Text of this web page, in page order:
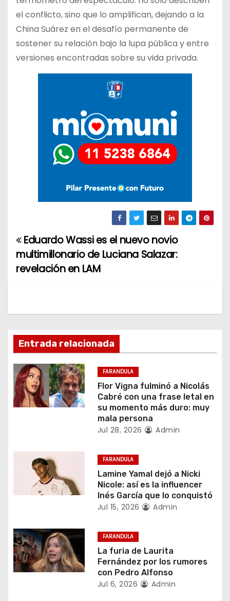
el conflicto, sino que lo amplifican, dejando a la
China Suárez en el desafío permanente de
sostener su relación bajo la lupa pública y entre
versiones encontradas sobre su vida privada.
N
a
e
g
a
c
i
n
t
r
Eduardo Wassi es el nuevo novio
multimillonario de Luciana Salazar:
revelación en LAM
Entrada relacionada
FARANDULA
Flor Vigna fulminó a Nicolás
Cabré con una frase letal en
su momento más duro: muy
mala persona
Jul 28, 2026 Admin
FARANDULA
Lamine Yamal dejó a Nicki
Nicole: así es la influencer
Inés García que lo conquistó
Jul 15, 2026 Admin
FARANDULA
La furia de Laurita
Fernández por los rumores
con Pedro Alfonso
Jul 6, 2026 Admin